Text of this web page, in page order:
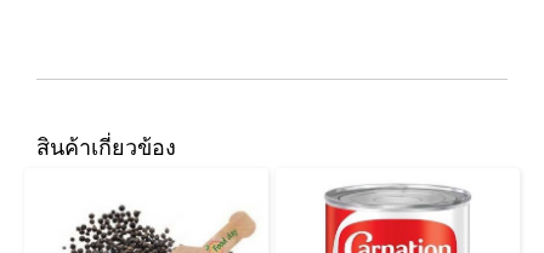
สินค้าเกี่ยวข้อง